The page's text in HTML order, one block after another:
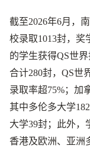
截至2026年6月，
校录取1013封，奖
的学生获得QS世
合计280封，QS世
录取率超75%；加
其中多伦多大学
大学39封；此外，
香港及欧洲、亚洲